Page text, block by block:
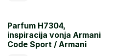
Parfum H7304,
inspiracija vonja Armani
Code Sport / Armani